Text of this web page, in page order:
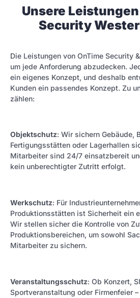
Unsere
Security
Die Leistungen von OnTime Security
um jede Anforderung abzudecken.
ein eigenes Konzept, und deshalb
Kunden ein passendes Konzept. Zu
zählen:
Objektschutz: Wir sichern Gebäude,
Fertigungsstätten oder Lagerhallen
Mitarbeiter sind 24/7 einsatzbereit
kein unberechtigter Zutritt erfolgt.
Werkschutz: Für
Produktionsstätten ist Sicherheit ein
Wir stellen sicher die Kontrolle von
Produktionsbereichen, um sowohl
Mitarbeiter zu sichern.
Veranstaltungsschutz: Ob Konzert,
Sportveranstaltung oder Firmenfeier